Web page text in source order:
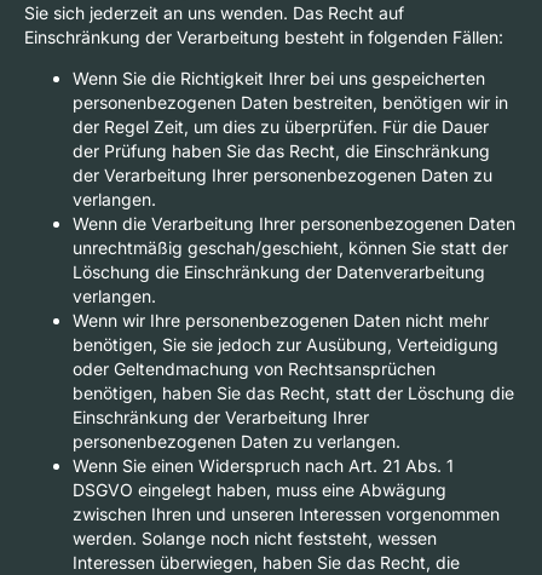
Sie sich jederzeit an uns wenden. Das Recht auf
Einschränkung der Verarbeitung besteht in folgenden Fällen:
Wenn Sie die Richtigkeit Ihrer bei uns gespeicherten
personenbezogenen Daten bestreiten, benötigen wir in
der Regel Zeit, um dies zu überprüfen. Für die Dauer
der Prüfung haben Sie das Recht, die Einschränkung
der Verarbeitung Ihrer personenbezogenen Daten zu
verlangen.
Wenn die Verarbeitung Ihrer personenbezogenen Daten
unrechtmäßig geschah/geschieht, können Sie statt der
Löschung die Einschränkung der Datenverarbeitung
verlangen.
Wenn wir Ihre personenbezogenen Daten nicht mehr
benötigen, Sie sie jedoch zur Ausübung, Verteidigung
oder Geltendmachung von Rechtsansprüchen
benötigen, haben Sie das Recht, statt der Löschung die
Einschränkung der Verarbeitung Ihrer
personenbezogenen Daten zu verlangen.
Wenn Sie einen Widerspruch nach Art. 21 Abs. 1
DSGVO eingelegt haben, muss eine Abwägung
zwischen Ihren und unseren Interessen vorgenommen
werden. Solange noch nicht feststeht, wessen
Interessen überwiegen, haben Sie das Recht, die